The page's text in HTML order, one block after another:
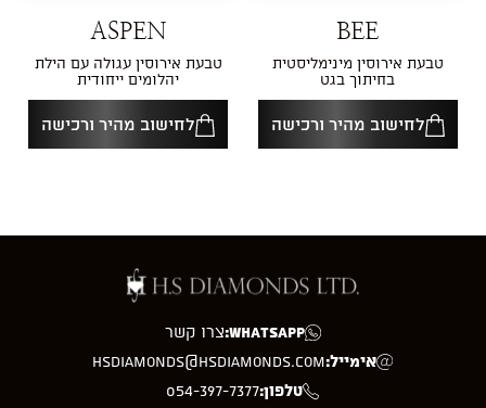
BEE
טבעת אירוסין מינימליסטית
בחיתוך בגט
לחישוב מהיר ורכישה
ASPEN
טבעת אירוסין עגולה עם הילת
יהלומים ייחודית
לחישוב מהיר ורכישה
WhatsApp: צרו קשר
אימייל:hsdiamonds@hsdiamonds.com
טלפון:054-397-7377